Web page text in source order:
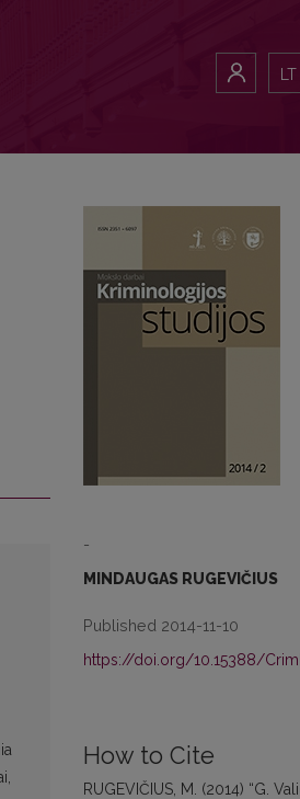
LT
-
MINDAUGAS RUGEVIČIUS
Published 2014-11-10
https://doi.org/10.15388/
How to Cite
RUGEVIČIUS, M. (2014) “G.